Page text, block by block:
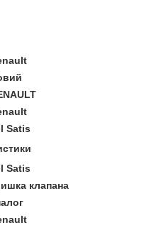
Satis
Satis
клапана